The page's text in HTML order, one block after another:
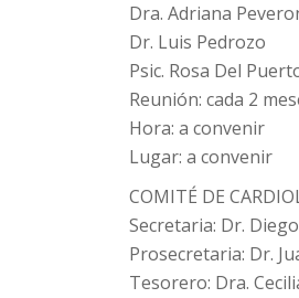
Dra. Adriana
Dr. Luis Pedrozo
Psic. Rosa Del
Reunión: cada 2
Hora: a convenir
Lugar: a convenir
COMITÉ DE
Secretaria: Dr.
Prosecretaria: Dr.
Tesorero: Dra.